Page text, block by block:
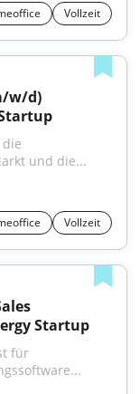
Vollzeit
w/d)
und die...
Vollzeit
Startup
für